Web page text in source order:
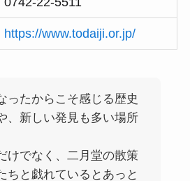
https://www.todaiji.or.jp/
ったからこそ感じる歴史
、新しい発見も多い場所
けでなく、二月堂の散策
ちと戯れているとあっと